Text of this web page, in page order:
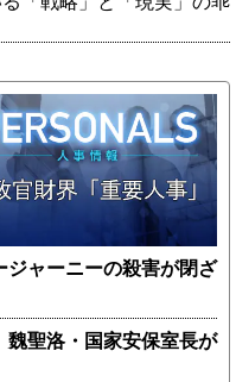
ジャーニーの殺害が閉ざ
魏聖洛・国家安保室長が